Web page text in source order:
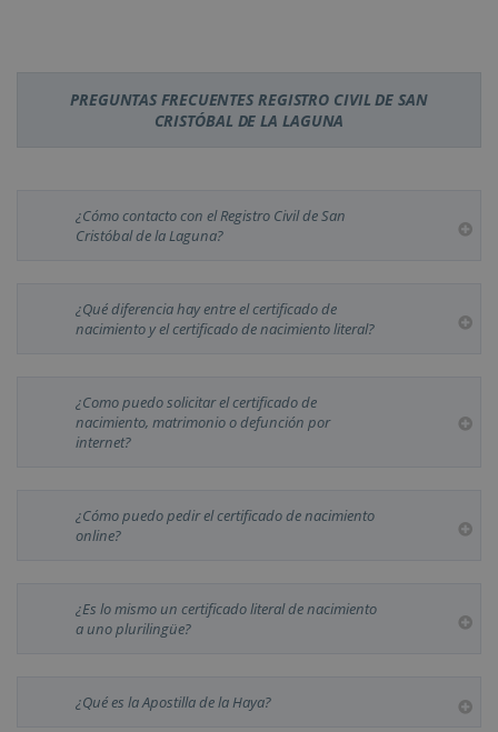
PREGUNTAS FRECUENTES REGISTRO CIVIL DE SAN
CRISTÓBAL DE LA LAGUNA
¿Cómo contacto con el Registro Civil de San
Cristóbal de la Laguna?
¿Qué diferencia hay entre el certificado de
nacimiento y el certificado de nacimiento literal?
¿Como puedo solicitar el certificado de
nacimiento, matrimonio o defunción por
internet?
¿Cómo puedo pedir el certificado de nacimiento
online?
¿Es lo mismo un certificado literal de nacimiento
a uno plurilingüe?
¿Qué es la Apostilla de la Haya?